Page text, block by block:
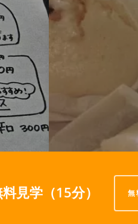
見学（15分） 無